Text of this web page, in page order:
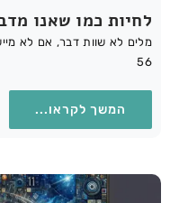
לחיות כמו שאנו מדברים –
מלים לא שוות דבר, אם לא
56
המשך לקראו...